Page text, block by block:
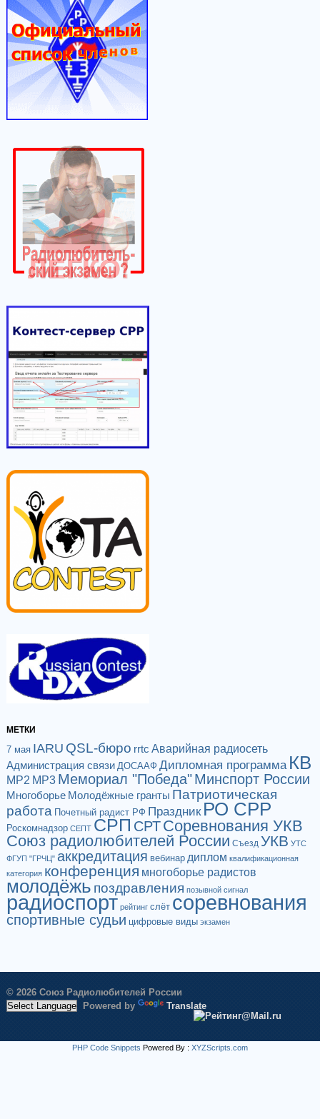
МЕТКИ
7 мая IARU QSL-бюро rrtc Аварийная радиосеть
Администрация связи ДОСААФ Дипломная программа КВ
МР2 МР3 Мемориал "Победа"Минспорт России
Многоборье Молодёжные гранты Патриотическая
работа Почетный радист РФ Праздник РО СРР
Роскомнадзор СЕПТ СРП СРТСоревнования УКВ
Союз радиолюбителей России Съезд УКВ УТС
ФГУП "ГРЧЦ" аккредитация вебинар диплом квалификационная
категория конференция многоборье радистов
молодёжь поздравления позывной сигнал
радиоспорт рейтинг слёт соревнования
спортивные судьи цифровые виды экзамен
© 2026 Союз Радиолюбителей России
Powered by
Translate
PHP Code Snippets Powered By : XYZScripts.com